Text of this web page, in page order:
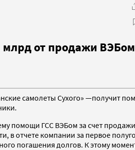
от продажи ВЭБом
самолеты Сухого» —получит
помощи ГСС ВЭБом за счет
в отчете компании за первое
погашения долгов. К этому